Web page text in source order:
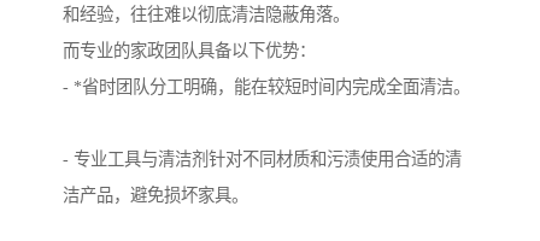
和经验，往往难以彻底清洁隐蔽角落。
而专业的家政团队具备以下优势：
- *省时团队分工明确，能在较短时间内完成全面清洁。
- 专业工具与清洁剂针对不同材质和污渍使用合适的清
洁产品，避免损坏家具。